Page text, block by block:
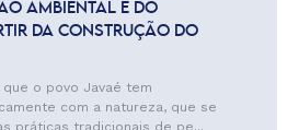
AMBIENTAL E DO
DA CONSTRUÇÃO DO
o povo Javaé tem
com a natureza, que se
práticas tradicionais de pe...